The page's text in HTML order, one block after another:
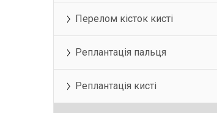
Перелом кісток кисті
Реплантація пальця
Реплантація кисті